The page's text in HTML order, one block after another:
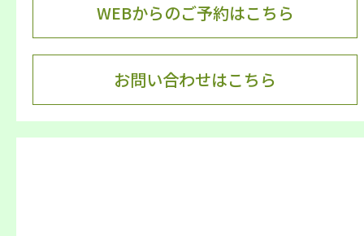
WEBからのご予約はこちら
お問い合わせはこちら